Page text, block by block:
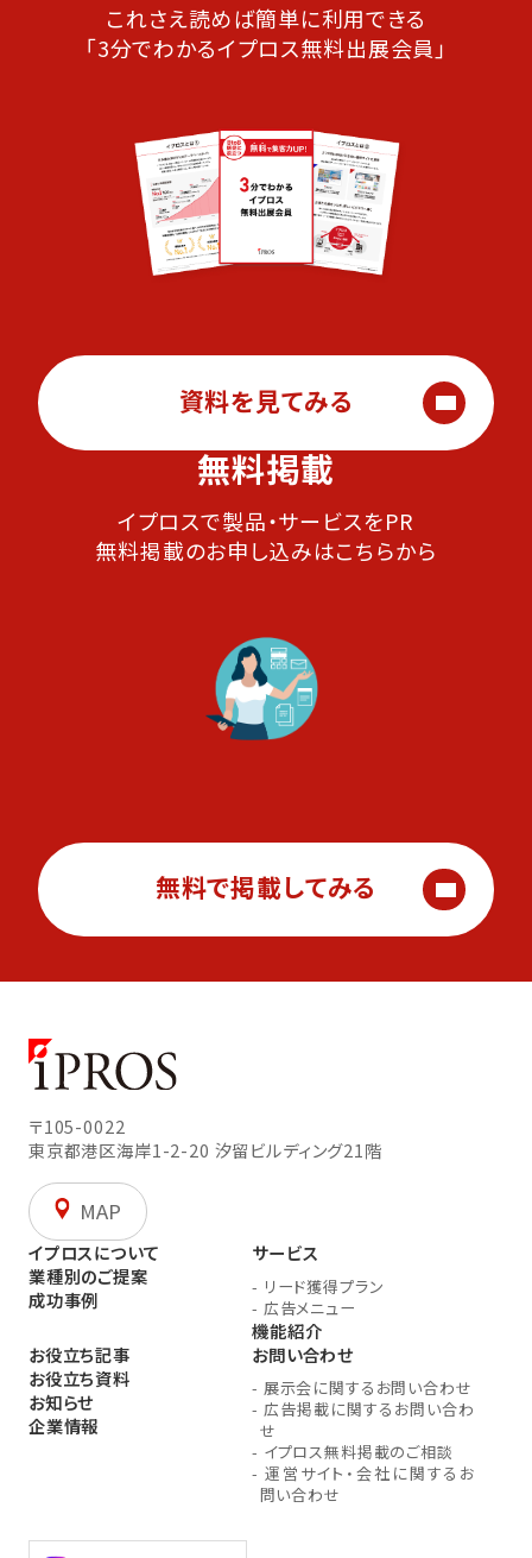
これさえ読めば簡単に利用できる
「3分でわかるイプロス無料出展会員」
資料を見てみる
無料掲載
イプロスで製品・サービスをPR
無料掲載のお申し込みはこちらから
無料で掲載してみる
〒105-0022
東京都港区海岸1-2-20 汐留ビルディング21階
MAP
イプロスについて
業種別のご提案
成功事例
サービス
- リード獲得プラン
- 広告メニュー
機能紹介
お役立ち記事
お役立ち資料
お知らせ
企業情報
お問い合わせ
- 展示会に関するお問い合わせ
- 広告掲載に関するお問い合わ
せ
- イプロス無料掲載のご相談
- 運営サイト・会社に関するお
問い合わせ